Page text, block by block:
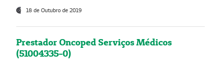
18 de Outubro de 2019
Prestador Oncoped Serviços Médicos
(51004335-0)